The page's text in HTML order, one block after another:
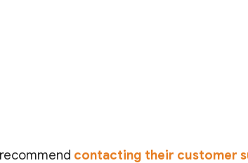
contacting their customer